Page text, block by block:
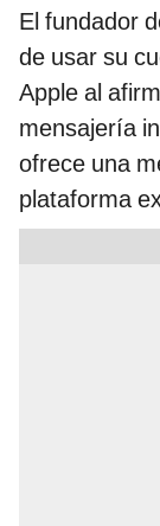
El fundador
de usar su
Apple al
mensajería
ofrece una
plataforma